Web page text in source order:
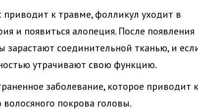
к травме, фолликул уходит в
и появиться алопеция. После появления
соединительной тканью, и
утрачивают свою функцию.
заболевание, которое приводит к
покрова головы.